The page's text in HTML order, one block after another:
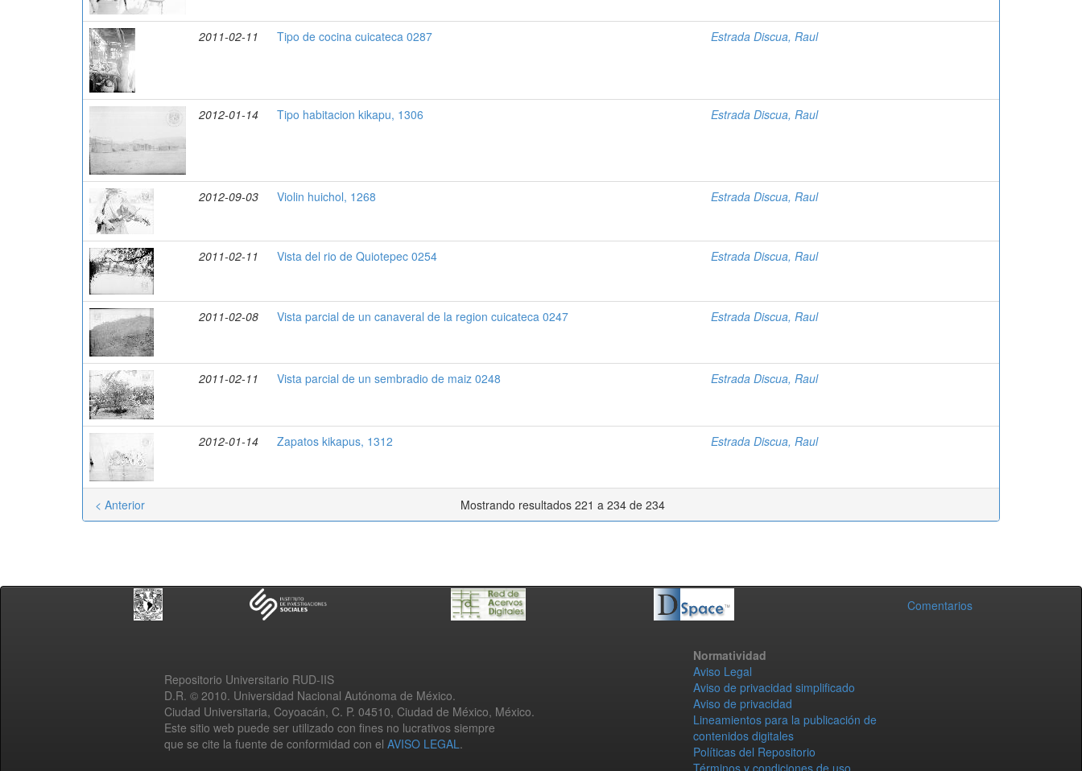
2011-02-11 Tipo de cocina cuicateca 0287 Estrada Discua, Raul
2012-01-14 Tipo habitacion kikapu, 1306 Estrada Discua, Raul
2012-09-03 Violin huichol, 1268 Estrada Discua, Raul
2011-02-11 Vista del rio de Quiotepec 0254 Estrada Discua, Raul
2011-02-08 Vista parcial de un canaveral de la region cuicateca 0247 Estrada Discua, Raul
2011-02-11 Vista parcial de un sembradio de maiz 0248 Estrada Discua, Raul
2012-01-14 Zapatos kikapus, 1312 Estrada Discua, Raul
Mostrando resultados 221 a 234 de 234
< Anterior
Comentarios
Repositorio Universitario RUD-IIS
D.R. © 2010. Universidad Nacional Autónoma de México.
Ciudad Universitaria, Coyoacán, C. P. 04510, Ciudad de México, México.
Este sitio web puede ser utilizado con fines no lucrativos siempre
que se cite la fuente de conformidad con el AVISO LEGAL.
Normatividad
Aviso Legal
Aviso de privacidad simplificado
Aviso de privacidad
Lineamientos para la publicación de
contenidos digitales
Políticas del Repositorio
Términos y condiciones de uso